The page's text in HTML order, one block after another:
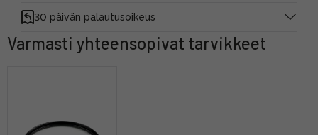
30 päivän palautusoikeus
Varmasti yhteensopivat tarvikkeet